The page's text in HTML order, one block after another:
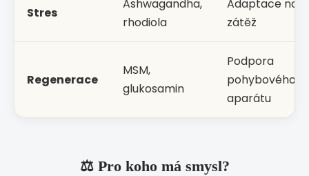
Stres
Ashwagandha,
rhodiola
Adaptace na
zátěž
Regenerace
MSM,
glukosamin
Podpora
pohybového
aparátu
⚖️ Pro koho má smysl?